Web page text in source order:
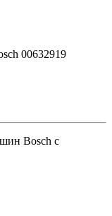
00632919
Bosch с